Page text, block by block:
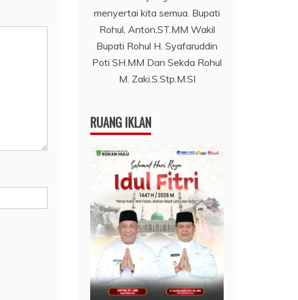
menyertai kita semua. Bupati
Rohul, Anton,ST.MM Wakil
Bupati Rohul H. Syafaruddin
Poti SH.MM Dan Sekda Rohul
M. Zaki.S.Stp.M.SI
RUANG IKLAN